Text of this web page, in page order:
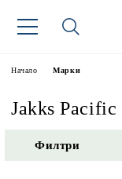
Начало Марки
Jakks Pacific
Филтри